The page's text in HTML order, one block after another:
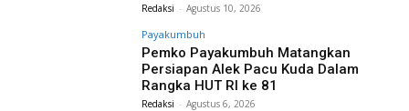
Redaksi - Agustus 10, 2026
Payakumbuh
Pemko Payakumbuh Matangkan
Persiapan Alek Pacu Kuda Dalam
Rangka HUT RI ke 81
Redaksi - Agustus 6, 2026